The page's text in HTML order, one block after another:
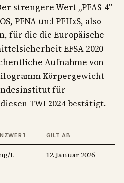
strengere Wert „PFAS-4"
PFNA und PFHxS, also
für die die Europäische
EFSA 2020
Aufnahme von
Körpergewicht
für
TWI 2024 bestätigt.
GILT AB
L 12. Januar 2026